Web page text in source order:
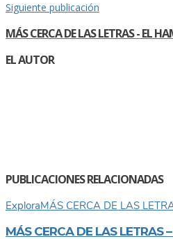
Siguiente publicación
MÁS CERCA DE LAS LETRAS - EL
EL AUTOR
PUBLICACIONES RELACIONADAS
ExploraMÁS CERCA DE LAS
MÁS CERCA DE LAS LETRAS